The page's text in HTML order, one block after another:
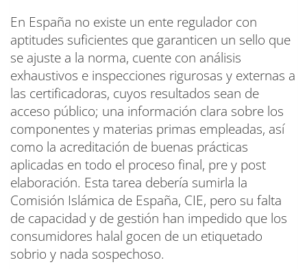
En España no existe un ente regulador con
aptitudes suficientes que garanticen un sello que
se ajuste a la norma, cuente con análisis
exhaustivos e inspecciones rigurosas y externas a
las certificadoras, cuyos resultados sean de
acceso público; una información clara sobre los
componentes y materias primas empleadas, así
como la acreditación de buenas prácticas
aplicadas en todo el proceso final, pre y post
elaboración. Esta tarea debería sumirla la
Comisión Islámica de España, CIE, pero su falta
de capacidad y de gestión han impedido que los
consumidores halal gocen de un etiquetado
sobrio y nada sospechoso.